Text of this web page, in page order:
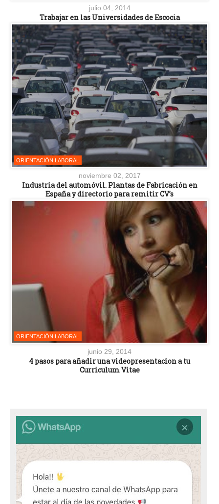
julio 04, 2014
Trabajar en las Universidades de Escocia
ORIENTACIÓN LABORAL
noviembre 02, 2017
Industria del automóvil. Plantas de Fabricación en
España y directorio para remitir CV’s
ORIENTACIÓN LABORAL
junio 29, 2014
4 pasos para añadir una videopresentacion a tu
Curriculum Vitae